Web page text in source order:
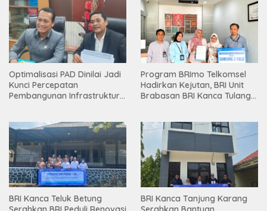
Optimalisasi PAD Dinilai Jadi
Kunci Percepatan
Pembangunan Infrastruktur
Program BRImo Telkomsel
Hadirkan Kejutan, BRI Unit
Brabasan BRI Kanca Tulang
Mesuji
BRI Kanca Teluk Betung
BRI Kanca Tanjung Karang